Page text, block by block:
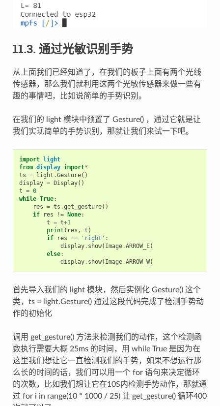
11.3. 通过光敏识别手势
从上面我们已经知道了，在我们的板子上面有两个光线
传感器，那么我们就利用这两个光敏传感器来做一些有
趣的事情吧，比如说简单的手势识别。
在我们的 light 模块中预置了 Gesture() ，通过它就是让
我们实现简单的手势识别，那就让我们来试一下吧。
import light
from display import*
ts = light .Gesture()
display = Display()
t = 0
while True:
res = ts .get_gesture()
if
res != None:
t = t+1
print ( res , t )
if
res == 'right' :
display. show( Image.ARROW_E)
else:
display. show( Image.ARROW_W)
首先导入我们的 light 模块，然后实例化 Gesture() 这个
类，ts = light.Gesture() 通过这段代码完成了检测手势动
作的初始化
调用 get_gesture() 方法来检测我们的动作，这个检测函
数执行需要大概 25ms 的时间，用 while True 是因为在
这里我们想让它一直检测我们的手势，如果不想运行那
么长的时间的话，我们可以用一个 for 语句来决定循环
的次数，比如我们想让它在10S内检测手势动作，那就通
过 for i in range(10 * 1000 / 25) 让 get_gesture() 循环400